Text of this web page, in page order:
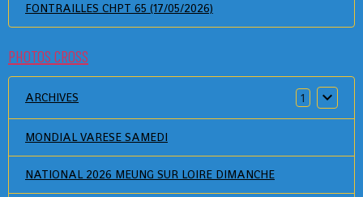
FONTRAILLES CHPT 65 (17/05/2026)
PHOTOS CROSS
ARCHIVES 1
MONDIAL VARESE SAMEDI
NATIONAL 2026 MEUNG SUR LOIRE DIMANCHE